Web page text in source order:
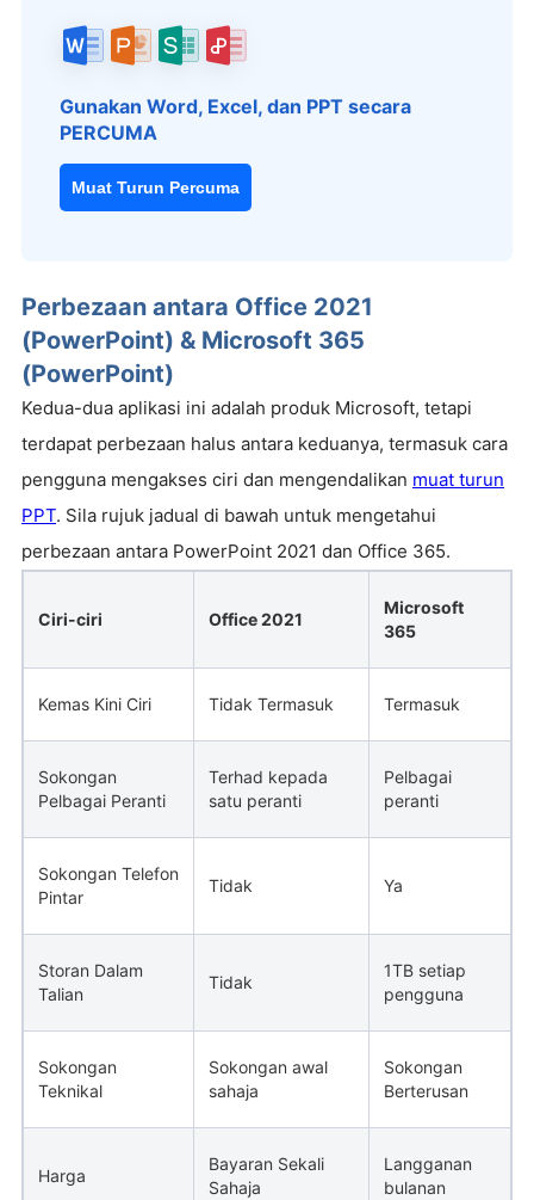
Gunakan Word, Excel, dan PPT secara
PERCUMA
Muat Turun Percuma
Perbezaan antara Office 2021
(PowerPoint) & Microsoft 365
(PowerPoint)
Kedua-dua aplikasi ini adalah produk Microsoft, tetapi
terdapat perbezaan halus antara keduanya, termasuk cara
pengguna mengakses ciri dan mengendalikan muat turun
PPT. Sila rujuk jadual di bawah untuk mengetahui
perbezaan antara PowerPoint 2021 dan Office 365.
Ciri-ciri Office 2021
Microsoft
365
Kemas Kini Ciri Tidak Termasuk Termasuk
Sokongan
Pelbagai Peranti
Terhad kepada
satu peranti
Pelbagai
peranti
Sokongan Telefon
Pintar
Tidak Ya
Storan Dalam
Talian
Tidak
1TB setiap
pengguna
Sokongan
Teknikal
Sokongan awal
sahaja
Sokongan
Berterusan
Harga
Bayaran Sekali
Sahaja
Langganan
bulanan